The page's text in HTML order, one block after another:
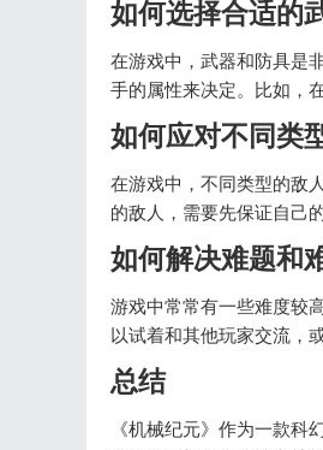
如何选择合适的
在游戏中，武器和防具是
手的属性来决定。比如，
如何应对不同类
在游戏中，不同类型的敌
的敌人，需要先保证自己
如何解决难题和
游戏中常常有一些难度较
以试着和其他玩家交流，
总结
《机械纪元》作为一款